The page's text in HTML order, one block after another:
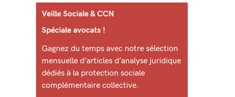
Veille Sociale & CCN
Spéciale avocats !
Gagnez du temps avec notre sélection
mensuelle d’articles d’analyse juridique
dédiés à la protection sociale
complémentaire collective.